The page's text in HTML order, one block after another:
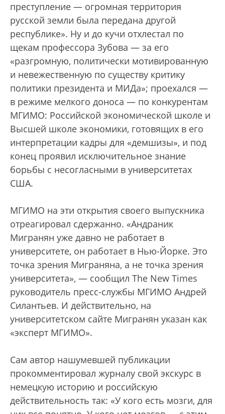
преступление — огромная территория
русской земли была передана другой
республике». Ну и до кучи отхлестал по
щекам профессора Зубова — за его
«разгромную, политически мотивированную
и невежественную по существу критику
политики президента и МИДа»; проехался —
в режиме мелкого доноса — по конкурентам
МГИМО: Российской экономической школе и
Высшей школе экономики, готовящих в его
интерпретации кадры для «демшизы», и под
конец проявил исключительное знание
борьбы с несогласными в университетах
США.
МГИМО на эти открытия своего выпускника
отреагировал сдержанно. «Андраник
Мигранян уже давно не работает в
университете, он работает в Нью-Йорке. Это
точка зрения Миграняна, а не точка зрения
университета», — сообщил The New Times
руководитель пресс-службы МГИМО Андрей
Силантьев. И действительно, на
университетском сайте Мигранян указан как
«эксперт МГИМО».
Сам автор нашумевшей публикации
прокомментировал журналу свой экскурс в
немецкую историю и российскую
действительность так: «У кого есть мозги, для